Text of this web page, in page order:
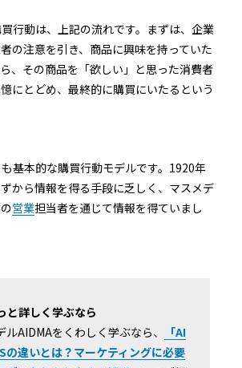
行動は、上記の流れです。まずは、企業
の注意を引き、商品に興味を持っていた
、その商品を「欲しい」と思った消費者
にとどめ、最終的に購買にいたるという
基本的な購買行動モデルです。1920年
から情報を得る手段に乏しく、マスメデ
営業担当者を通じて情報を得ていまし
と詳しく学ぶなら
ルAIDMAをくわしく学ぶなら、
「AI
の違いとは？マーケティングに必要